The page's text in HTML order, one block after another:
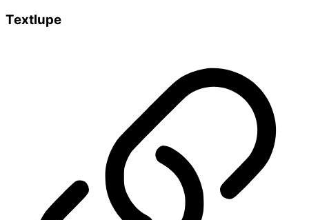
Textlupe